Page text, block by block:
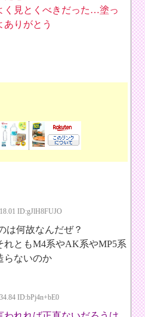
く見とくべきだった…塗っ
ありがとう
ID:gJlH8FUJO
は何故なんだぜ？
ともM4系やAK系やMP5系
らないのか
ID:bPj4n+bE0